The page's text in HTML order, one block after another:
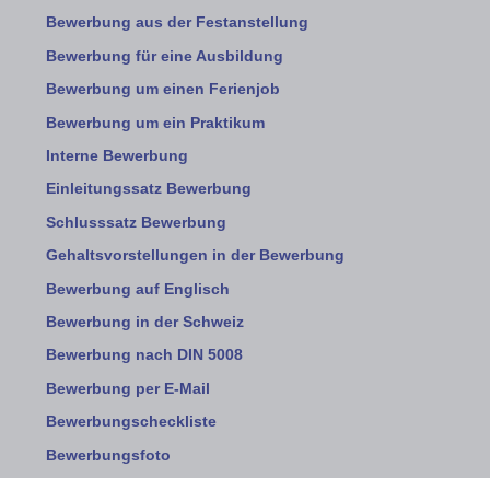
Bewerbung aus der Festanstellung
Bewerbung für eine Ausbildung
Bewerbung um einen Ferienjob
Bewerbung um ein Praktikum
Interne Bewerbung
Einleitungssatz Bewerbung
Schlusssatz Bewerbung
Gehaltsvorstellungen in der Bewerbung
Bewerbung auf Englisch
Bewerbung in der Schweiz
Bewerbung nach DIN 5008
Bewerbung per E-Mail
Bewerbungscheckliste
Bewerbungsfoto